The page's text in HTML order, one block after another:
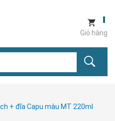
Giỏ hàng
+ đĩa Capu màu MT 220ml